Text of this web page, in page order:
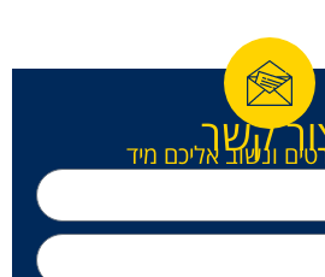
קשר
ונשוב אליכם מיד